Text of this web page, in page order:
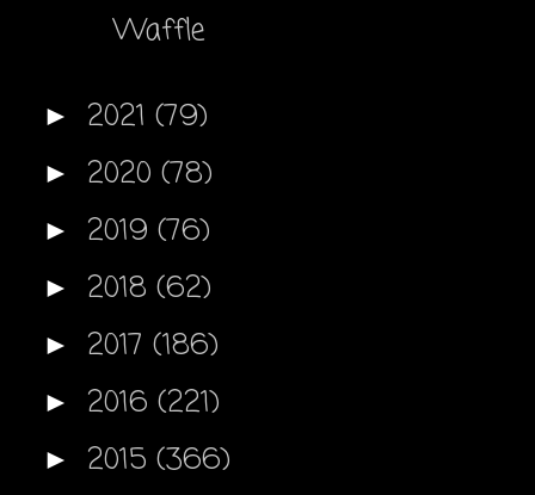
Waffle
► 2021 (79)
► 2020 (78)
► 2019 (76)
► 2018 (62)
► 2017 (186)
► 2016 (221)
► 2015 (366)